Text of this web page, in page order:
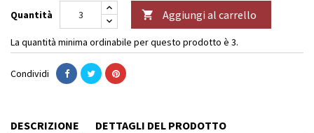
Quantità  Aggiungi al carrello
La quantità minima ordinabile per questo prodotto è 3.
Condividi
DESCRIZIONE DETTAGLI DEL PRODOTTO